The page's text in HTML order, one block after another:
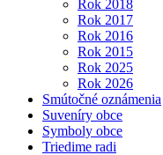
Rok 2018
Rok 2017
Rok 2016
Rok 2015
Rok 2025
Rok 2026
Smútočné oznámenia
Suveníry obce
Symboly obce
Triedime radi